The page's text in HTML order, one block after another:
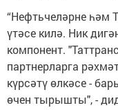
“Нефтьчеләрне
үтәсе килә. Ник
компонент.
партнерларга
күрсәтү өлкәсе -
өчен тырышты", -